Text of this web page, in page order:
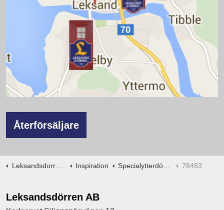
Återförsäljare
Leksandsdorren.se Inspiration Specialytterdörrar -ritningar 78463
Leksandsdörren AB